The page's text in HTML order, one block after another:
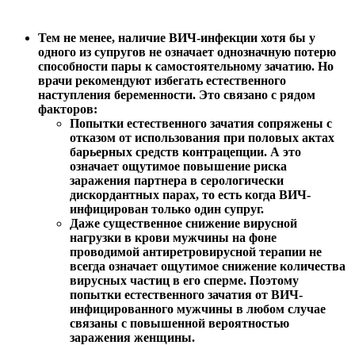
Тем не менее, наличие ВИЧ-инфекции хотя бы у
одного из супругов не означает однозначную потерю
способности пары к самостоятельному зачатию. Но
врачи рекомендуют избегать естественного
наступления беременности. Это связано с рядом
факторов:
Попытки естественного зачатия сопряжены с
отказом от использования при половых актах
барьерных средств контрацепции. А это
означает ощутимое повышение риска
заражения партнера в серологически
дискордантных парах, то есть когда ВИЧ-
инфицирован только один супруг.
Даже существенное снижение вирусной
нагрузки в крови мужчины на фоне
проводимой антиретровирусной терапии не
всегда означает ощутимое снижение количества
вирусных частиц в его сперме. Поэтому
попытки естественного зачатия от ВИЧ-
инфицированного мужчины в любом случае
связаны с повышенной вероятностью
заражения женщины.